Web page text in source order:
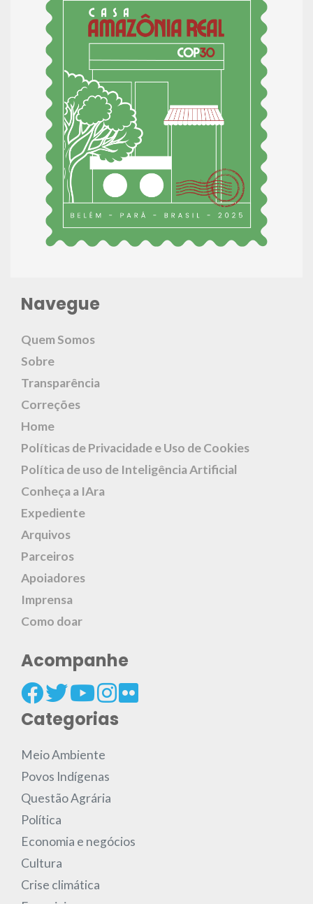
Navegue
Quem Somos
Sobre
Transparência
Correções
Home
Políticas de Privacidade e Uso de Cookies
Política de uso de Inteligência Artificial
Conheça a IAra
Expediente
Arquivos
Parceiros
Apoiadores
Imprensa
Como doar
Acompanhe
Categorias
Meio Ambiente
Povos Indígenas
Questão Agrária
Política
Economia e negócios
Cultura
Crise climática